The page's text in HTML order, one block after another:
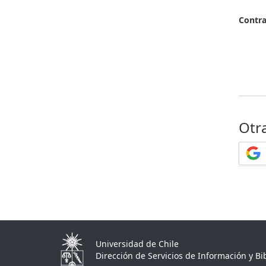
Universidad de Chile
Dirección de Servicios de Información y